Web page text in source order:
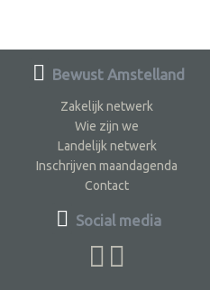
Bewust Amstelland
Zakelijk netwerk
Wie zijn we
Landelijk netwerk
Inschrijven maandagenda
Contact
Social media